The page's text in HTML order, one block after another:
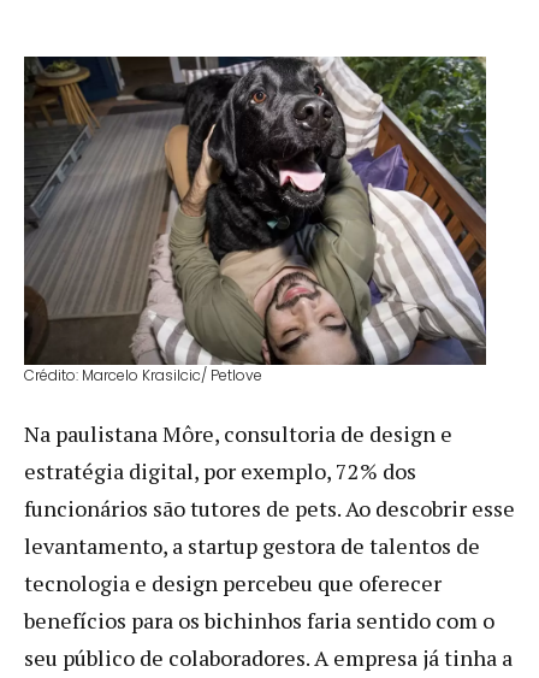
Crédito: Marcelo Krasilcic/ Petlove
Na paulistana Môre, consultoria de design e
estratégia digital, por exemplo, 72% dos
funcionários são tutores de pets. Ao descobrir esse
levantamento, a startup gestora de talentos de
tecnologia e design percebeu que oferecer
benefícios para os bichinhos faria sentido com o
seu público de colaboradores. A empresa já tinha a